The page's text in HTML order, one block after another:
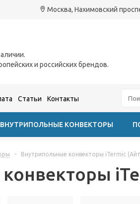
Москва, Нахимовский
и российских брендов.
Статьи Контакты
ВНУТРИПОЛЬНЫЕ КОНВЕКТОРЫ
- Внутрипольные конвекторы iTermic